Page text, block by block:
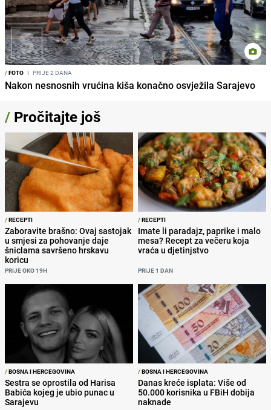
/FOTO I PRIJE 2 DANA
Nakon nesnosnih vrućina kiša konačno osvježila Sarajevo
/ Pročitajte još
/RECEPTI
Zaboravite brašno: Ovaj sastojak
u smjesi za pohovanje daje
šniclama savršeno hrskavu
koricu
PRIJE OKO 19H
/RECEPTI
Imate li paradajz, paprike i malo
mesa? Recept za večeru koja
vraća u djetinjstvo
PRIJE 1 DAN
/BOSNA I HERCEGOVINA
Sestra se oprostila od Harisa
Babića kojeg je ubio punac u
Sarajevu
/BOSNA I HERCEGOVINA
Danas kreće isplata: Više od
50.000 korisnika u FBiH dobija
naknade